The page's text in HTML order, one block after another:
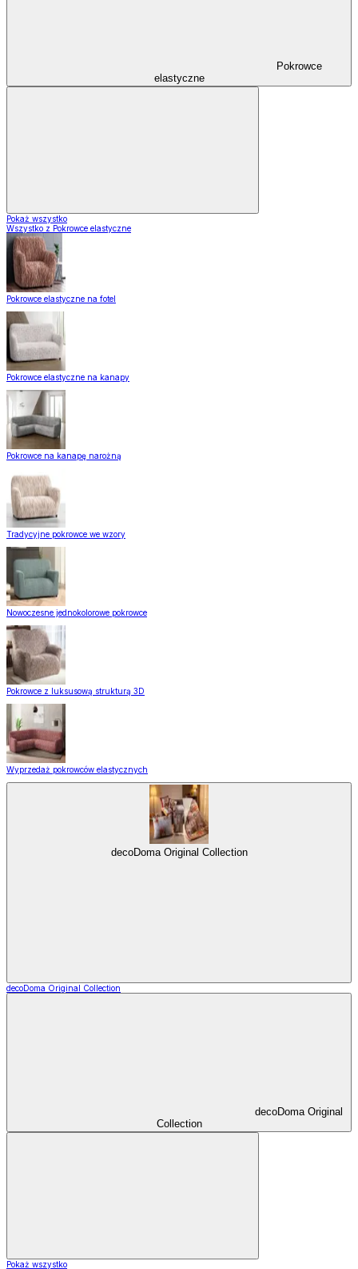
Pokrowce
elastyczne
Pokaż wszystko
Wszystko z Pokrowce elastyczne
Pokrowce elastyczne na fotel
Pokrowce elastyczne na kanapy
Pokrowce na kanapę narożną
Tradycyjne pokrowce we wzory
Nowoczesne jednokolorowe pokrowce
Pokrowce z luksusową strukturą 3D
Wyprzedaż pokrowców elastycznych
decoDoma Original Collection
decoDoma Original Collection
decoDoma Original
Collection
Pokaż wszystko